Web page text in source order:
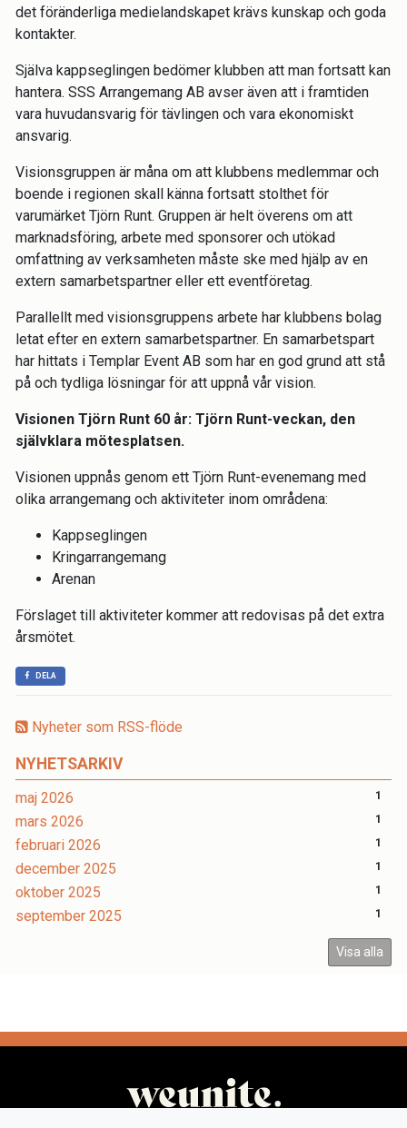
Nyheter som RSS-flöde
NYHETSARKIV
maj 2026 1
mars 2026 1
februari 2026 1
december 2025 1
oktober 2025 1
september 2025 1
Visa alla
det föränderliga medielandskapet krävs kunskap och goda
kontakter.
Själva kappseglingen bedömer klubben att man fortsatt kan
hantera. SSS Arrangemang AB avser även att i framtiden
vara huvudansvarig för tävlingen och vara ekonomiskt
ansvarig.
Visionsgruppen är måna om att klubbens medlemmar och
boende i regionen skall känna fortsatt stolthet för
varumärket Tjörn Runt. Gruppen är helt överens om att
marknadsföring, arbete med sponsorer och utökad
omfattning av verksamheten måste ske med hjälp av en
extern samarbetspartner eller ett eventföretag.
Parallellt med visionsgruppens arbete har klubbens bolag
letat efter en extern samarbetspartner. En samarbetspart
har hittats i Templar Event AB som har en god grund att stå
på och tydliga lösningar för att uppnå vår vision.
Visionen Tjörn Runt 60 år: Tjörn Runt-veckan, den
självklara mötesplatsen.
Visionen uppnås genom ett Tjörn Runt-evenemang med
olika arrangemang och aktiviteter inom områdena:
Kappseglingen
Kringarrangemang
Arenan
Förslaget till aktiviteter kommer att redovisas på det extra
årsmötet.
DELA